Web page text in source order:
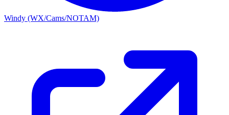
Windy (WX/Cams/NOTAM)